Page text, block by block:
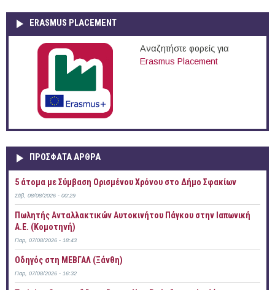
ERASMUS PLACEMENT
Αναζητήστε φορείς για
Erasmus Placement
ΠΡOΣΦΑΤΑ AΡΘΡΑ
5 άτομα με Σύμβαση Ορισμένου Χρόνου στο Δήμο Σφακίων
Σάβ, 08/08/2026 - 00:29
Πωλητής Ανταλλακτικών Αυτοκινήτου Πάγκου στην Ιαπωνική
Α.Ε. (Κομοτηνή)
Παρ, 07/08/2026 - 18:43
Οδηγός στη ΜΕΒΓΑΛ (Ξάνθη)
Παρ, 07/08/2026 - 16:32